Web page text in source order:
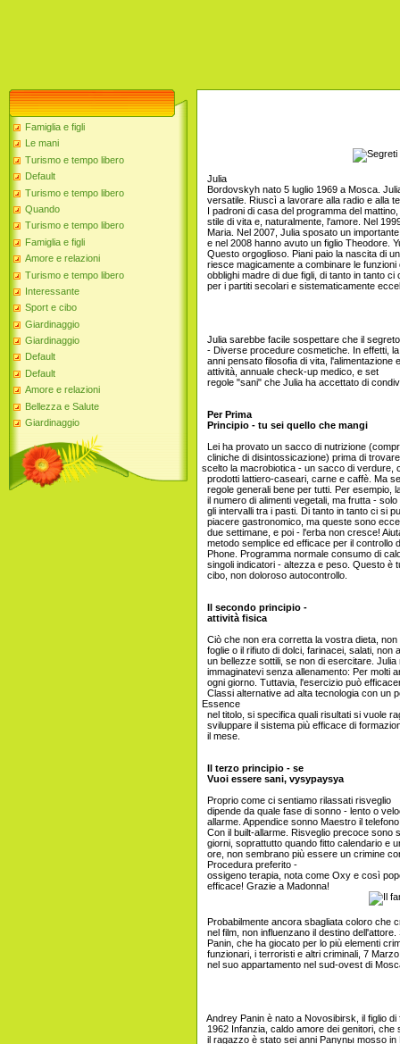
Famiglia e figli
Le mani
Turismo e tempo libero
Default
Turismo e tempo libero
Quando
Turismo e tempo libero
Famiglia e figli
Amore e relazioni
Turismo e tempo libero
Interessante
Sport e cibo
Giardinaggio
Giardinaggio
Default
Default
Amore e relazioni
Bellezza e Salute
Giardinaggio
Julia
Bordovskyh nato 5 luglio 1969 a Mosca.
versatile. Riuscì a lavorare alla radio e alla
I padroni di casa del programma del
stile di vita e, naturalmente, l'amore. Nel
Maria. Nel 2007, Julia sposato un
e nel 2008 hanno avuto un figlio Theodore.
Questo orgoglioso. Piani paio la nascita di
riesce magicamente a combinare le funzioni
obblighi madre di due figli, di tanto in tanto
per i partiti secolari e sistematicamente
Julia sarebbe facile sospettare che il
- Diverse procedure cosmetiche. In effetti,
anni pensato filosofia di vita, l'alimentazione
attività, annuale check-up medico, e set
regole "sani" che Julia ha accettato di
Per Prima
Principio - tu sei quello che mangi
Lei ha provato un sacco di nutrizione
cliniche di disintossicazione) prima di
scelto la macrobiotica - un sacco di verdure,
prodotti lattiero-caseari, carne e caffè. Ma
regole generali bene per tutti. Per esempio,
il numero di alimenti vegetali, ma frutta -
gli intervalli tra i pasti. Di tanto in tanto ci si
piacere gastronomico, ma queste sono
due settimane, e poi - l'erba non cresce!
metodo semplice ed efficace per il controllo
Phone. Programma normale consumo di
singoli indicatori - altezza e peso. Questo è
cibo, non doloroso autocontrollo.
Il secondo principio -
attività fisica
Ciò che non era corretta la vostra dieta, non
foglie o il rifiuto di dolci, farinacei, salati, non
un bellezze sottili, se non di esercitare. Julia
immaginatevi senza allenamento: Per molti
ogni giorno. Tuttavia, l'esercizio può
Classi alternative ad alta tecnologia con un
Essence
nel titolo, si specifica quali risultati si vuole
sviluppare il sistema più efficace di
il mese.
Il terzo principio - se
Vuoi essere sani, vysypaysya
Proprio come ci sentiamo rilassati risveglio
dipende da quale fase di sonno - lento o
allarme. Appendice sonno Maestro il
Con il built-allarme. Risveglio precoce sono
giorni, soprattutto quando fitto calendario e
ore, non sembrano più essere un crimine
Procedura preferito -
ossigeno terapia, nota come Oxy e così
efficace! Grazie a Madonna!
Probabilmente ancora sbagliata coloro che
nel film, non influenzano il destino
Panin, che ha giocato per lo più elementi
funzionari, i terroristi e altri criminali, 7
nel suo appartamento nel sud-ovest di
Andrey Panin è nato a Novosibirsk, il figlio di
1962 Infanzia, caldo amore dei genitori, che
il ragazzo è stato sei anni Panynы mosso